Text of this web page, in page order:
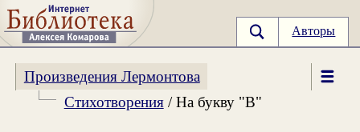
Авторы
Произведения Лермонтова
Стихотворения/ На букву "В"